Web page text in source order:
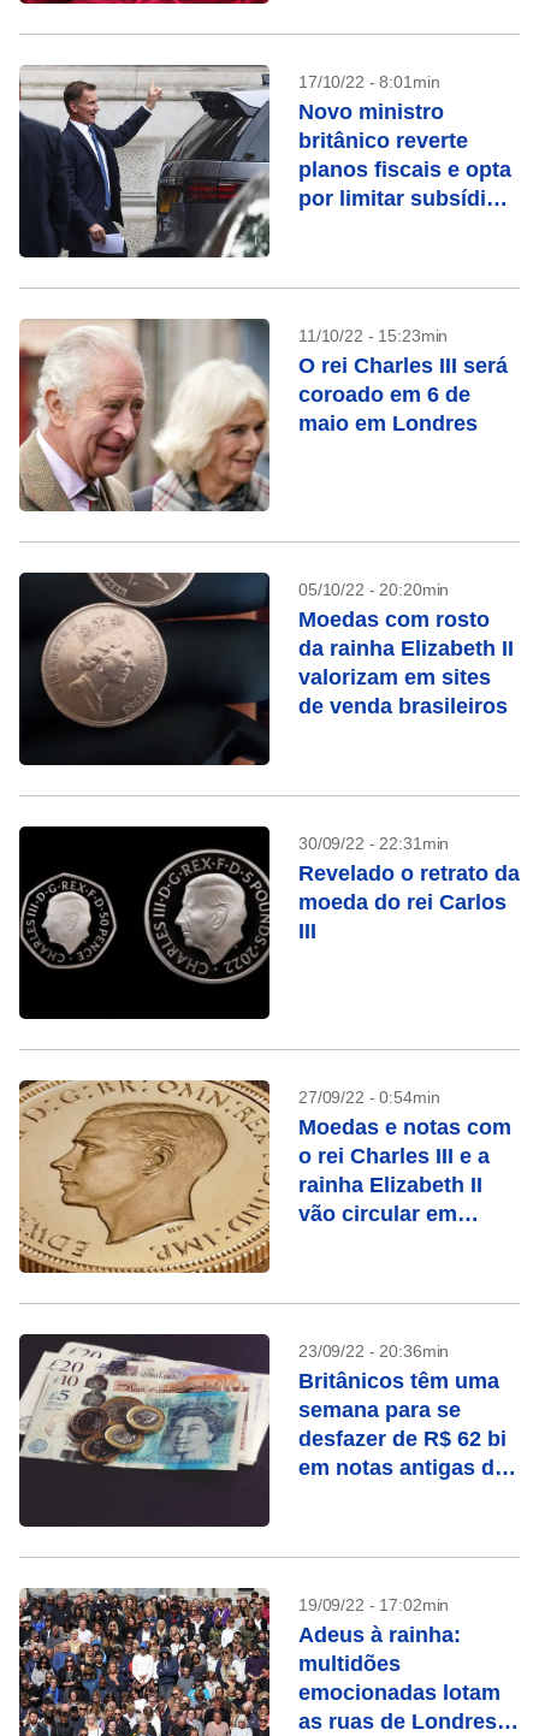
17/10/22 - 8:01min
Novo ministro
britânico reverte
planos fiscais e opta
por limitar subsídio à
11/10/22 - 15:23min
O rei Charles III será
coroado em 6 de
maio em Londres
05/10/22 - 20:20min
Moedas com rosto
da rainha Elizabeth II
valorizam em sites
de venda brasileiros
30/09/22 - 22:31min
Revelado o retrato da
moeda do rei Carlos
III
27/09/22 - 0:54min
Moedas e notas com
o rei Charles III e a
rainha Elizabeth II
vão circular em
23/09/22 - 20:36min
Britânicos têm uma
semana para se
desfazer de R$ 62 bi
em notas antigas de
19/09/22 - 17:02min
Adeus à rainha:
multidões
emocionadas lotam
as ruas de Londres e